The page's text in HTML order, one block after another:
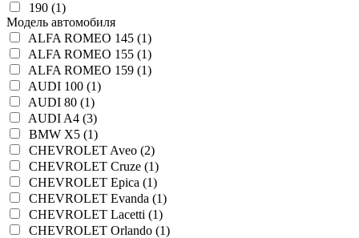
190 (1)
Модель автомобиля
ALFA ROMEO 145 (1)
ALFA ROMEO 155 (1)
ALFA ROMEO 159 (1)
AUDI 100 (1)
AUDI 80 (1)
AUDI A4 (3)
BMW X5 (1)
CHEVROLET Aveo (2)
CHEVROLET Cruze (1)
CHEVROLET Epica (1)
CHEVROLET Evanda (1)
CHEVROLET Lacetti (1)
CHEVROLET Orlando (1)